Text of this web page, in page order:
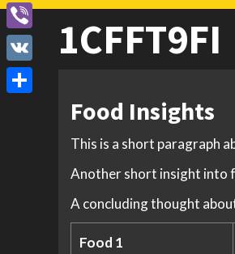
1CFFT9FI
Food Insights
This is a short paragraph
Another short insight into
A concluding thought
Food 1
Telegram
Viber
VK
Отправить